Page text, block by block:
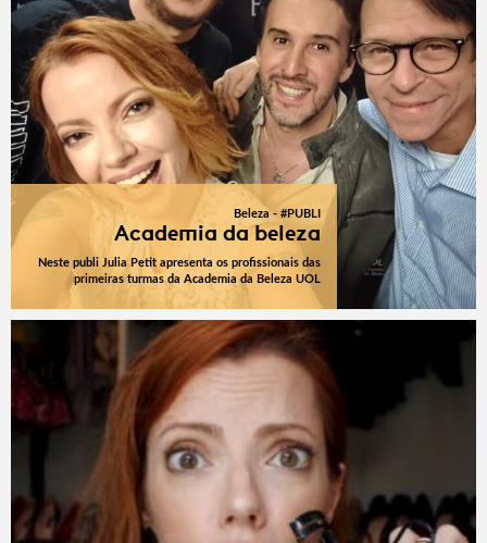
Beleza - #PUBLI
Academia da beleza
Neste publi Julia Petit apresenta os profissionais das
primeiras turmas da Academia da Beleza UOL